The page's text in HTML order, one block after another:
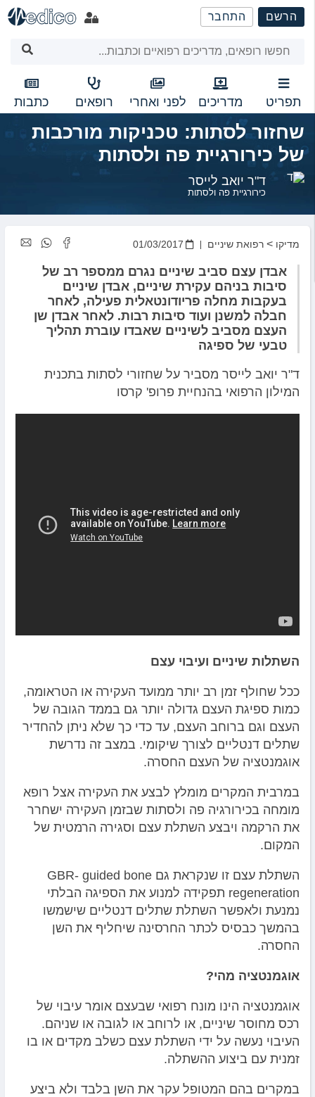
שִׂים
לֵב:
מַעֲרֶכֶת
נָגִישׁ
בִּקְלִיק
הַמְּסַיַּעַת
לִנְגִישׁוּת
הָאֲתָר.
הרשם התחבר
תפריט מדריכים לפני ואחרי רופאים כתבות
שחזור לסתות: טכניקות מורכבות
של כירורגיית פה ולסתות
ד"ר יואב לייסר
כירורגיית פה ולסתות
מדיקו > רפואת שיניים 01/03/2017
אבדן עצם סביב שיניים נגרם ממספר רב של
סיבות בניהם עקירת שיניים, אבדן שיניים
בעקבות מחלה פריודונטאלית פעילה, לאחר
חבלה למשנן ועוד סיבות רבות. לאחר אבדן שן
העצם מסביב לשיניים שאבדו עוברת תהליך
טבעי של ספיגה
ד"ר יואב לייסר מסביר על שחזורי לסתות בתכנית
המילון הרפואי בהנחיית פרופ' קרסו
השתלות שיניים ועיבוי עצם
ככל שחולף זמן רב יותר ממועד העקירה או הטראומה,
כמות ספיגת העצם גדולה יותר גם בממד הגובה של
העצם וגם ברוחב העצם, עד כדי כך שלא ניתן להחדיר
שתלים דנטליים לצורך שיקומי. במצב זה נדרשת
אוגמנטציה של העצם החסרה.
במרבית המקרים מומלץ לבצע את העקירה אצל רופא
מומחה בכירורגיה פה ולסתות שבזמן העקירה ישחרר
את הרקמה ויבצע השתלת עצם וסגירה הרמטית של
המקום.
השתלת עצם זו שנקראת גם GBR- guided bone
regeneration תפקידה למנוע את הספיגה הבלתי
נמנעת ולאפשר השתלת שתלים דנטליים שישמשו
בהמשך כבסיס לכתר החרסינה שיחליף את השן
החסרה.
אוגמנטציה מהי?
אוגמנטציה הינו מונח רפואי שבעצם אומר עיבוי של
רכס מחוסר שיניים, או לרוחב או לגובה או שניהם.
העיבוי נעשה על ידי השתלת עצם כשלב מקדים או בו
זמנית עם ביצוע ההשתלה.
במקרים בהם המטופל עקר את השן בלבד ולא ביצע